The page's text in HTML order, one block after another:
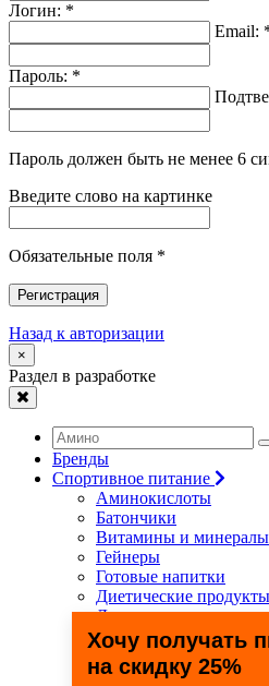
Логин: *
Email:
Пароль: *
Пароль должен быть не менее 6
Введите слово на картинке
Обязательные поля *
Регистрация
Назад к авторизации
×
Раздел в разработке
Бренды
Спортивное питание
Аминокислоты
Батончики
Витамины и минералы
Гейнеры
Готовые напитки
Диетические продукты
Для связок и суставов
Жиросжигатели
Здоровье и долголетие
Креатин
Хочу получать
на скидку 25%